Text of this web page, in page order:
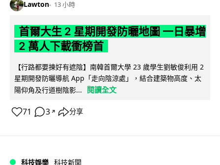
Lawton 13 小時
首爾大生 2 星期開發防曬地圖 一日暴增
2 萬人下載衝榜首
【行路都要揀好有遮陰】南韓首爾大學 23 歲學生劉敏俊利用 2
星期開發防曬導航 App「走向陰涼處」，結合建築物高度、太
陽仰角及行道樹陰影...
閱讀全文
71 3 ↗ 分享
科技娛樂 科技新聞